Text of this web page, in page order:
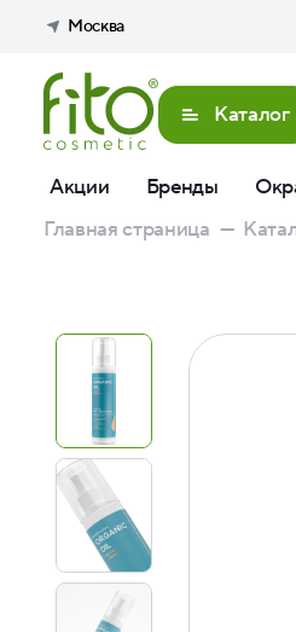
Москва
Каталог
Акции Бренды
Главная страница —